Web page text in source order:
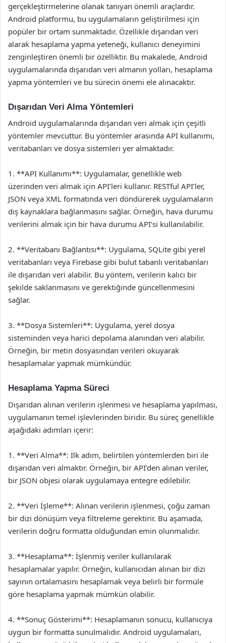
gerçekleştirmelerine olanak tanıyan önemli araçlardır.
Android platformu, bu uygulamaların geliştirilmesi için
popüler bir ortam sunmaktadır. Özellikle dışarıdan veri
alarak hesaplama yapma yeteneği, kullanıcı deneyimini
zenginleştiren önemli bir özelliktir. Bu makalede, Android
uygulamalarında dışarıdan veri almanın yolları, hesaplama
yapma yöntemleri ve bu sürecin önemi ele alınacaktır.
Dışarıdan Veri Alma Yöntemleri
Android uygulamalarında dışarıdan veri almak için çeşitli
yöntemler mevcuttur. Bu yöntemler arasında API kullanımı,
veritabanları ve dosya sistemleri yer almaktadır.
1. **API Kullanımı**: Uygulamalar, genellikle web
üzerinden veri almak için API’leri kullanır. RESTful API’ler,
JSON veya XML formatında veri döndürerek uygulamaların
dış kaynaklara bağlanmasını sağlar. Örneğin, hava durumu
verilerini almak için bir hava durumu API’si kullanılabilir.
2. **Veritabanı Bağlantısı**: Uygulama, SQLite gibi yerel
veritabanları veya Firebase gibi bulut tabanlı veritabanları
ile dışarıdan veri alabilir. Bu yöntem, verilerin kalıcı bir
şekilde saklanmasını ve gerektiğinde güncellenmesini
sağlar.
3. **Dosya Sistemleri**: Uygulama, yerel dosya
sisteminden veya harici depolama alanından veri alabilir.
Örneğin, bir metin dosyasından verileri okuyarak
hesaplamalar yapmak mümkündür.
Hesaplama Yapma Süreci
Dışarıdan alınan verilerin işlenmesi ve hesaplama yapılması,
uygulamanın temel işlevlerinden biridir. Bu süreç genellikle
aşağıdaki adımları içerir:
1. **Veri Alma**: İlk adım, belirtilen yöntemlerden biri ile
dışarıdan veri almaktır. Örneğin, bir API’den alınan veriler,
bir JSON objesi olarak uygulamaya entegre edilebilir.
2. **Veri İşleme**: Alınan verilerin işlenmesi, çoğu zaman
bir dizi dönüşüm veya filtreleme gerektirir. Bu aşamada,
verilerin doğru formatta olduğundan emin olunmalıdır.
3. **Hesaplama**: İşlenmiş veriler kullanılarak
hesaplamalar yapılır. Örneğin, kullanıcıdan alınan bir dizi
sayının ortalamasını hesaplamak veya belirli bir formüle
göre hesaplama yapmak mümkün olabilir.
4. **Sonuç Gösterimi**: Hesaplamanın sonucu, kullanıcıya
uygun bir formatta sunulmalıdır. Android uygulamaları,